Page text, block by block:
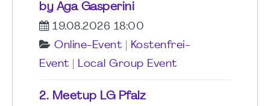
by Aga Gasperini
19.08.2026 18:00
Online-Event
Kostenfrei-
Event
Local Group Event
2. Meetup LG Pfalz